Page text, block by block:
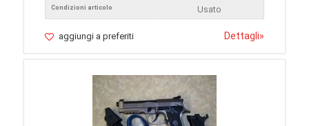
Condizioni articolo
Usato
aggiungi a preferiti Dettagli»